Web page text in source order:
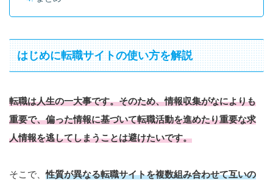
はじめに転職サイトの使い方を解説
転職は人生の一大事です。そのため、情報収集がなによりも
重要で、偏った情報に基づいて転職活動を進めたり重要な求
人情報を逃してしまうことは避けたいです。
そこで、性質が異なる転職サイトを複数組み合わせて互いの